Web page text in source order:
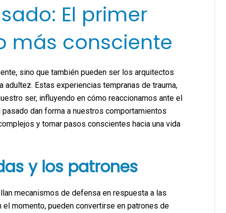
El primer
más consciente
sino que también pueden ser los arquitectos
Estas experiencias tempranas de trauma,
ser, influyendo en cómo reaccionamos ante el
dan forma a nuestros comportamientos
y tomar pasos conscientes hacia una vida
y los patrones
mecanismos de defensa en respuesta a las
momento, pueden convertirse en patrones de